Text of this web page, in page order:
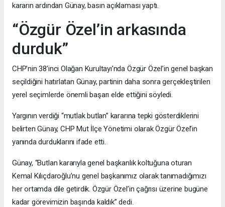
kararın ardından Günay, basın açıklaması yaptı.
“Özgür Özel’in arkasında
durduk”
CHP’nin 38’inci Olağan Kurultayı’nda Özgür Özel’in genel başkan
seçildiğini hatırlatan Günay, partinin daha sonra gerçekleştirilen
yerel seçimlerde önemli başarı elde ettiğini söyledi.
Yargının verdiği “mutlak butlan” kararına tepki gösterdiklerini
belirten Günay, CHP Mut İlçe Yönetimi olarak Özgür Özel’in
yanında durduklarını ifade etti.
Günay, “Butlan kararıyla genel başkanlık koltuğuna oturan
Kemal Kılıçdaroğlu’nu genel başkanımız olarak tanımadığımızı
her ortamda dile getirdik. Özgür Özel’in çağrısı üzerine bugüne
kadar görevimizin başında kaldık” dedi.